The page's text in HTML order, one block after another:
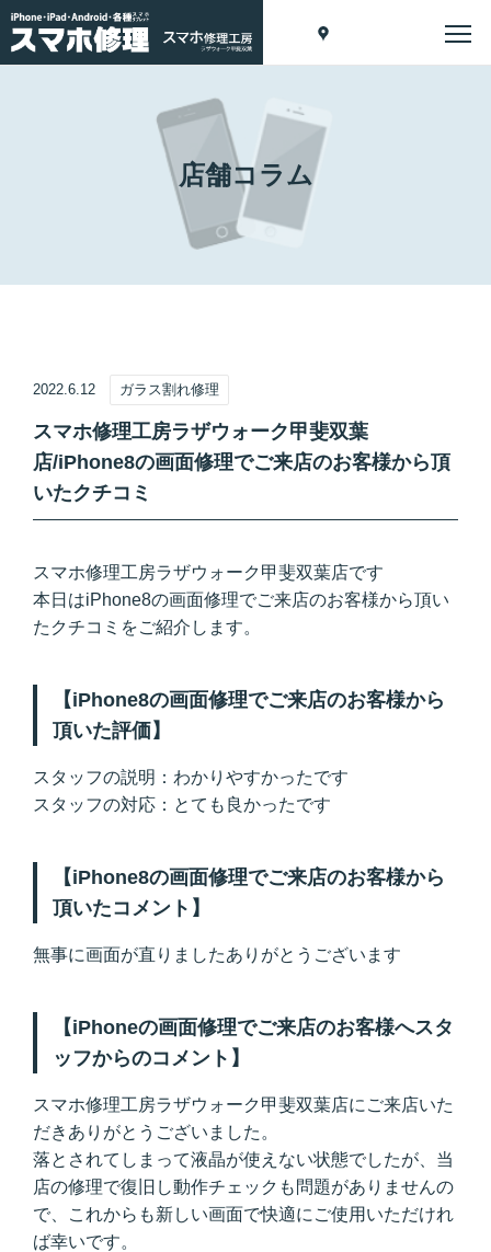
店舗コラム
2022.6.12 ガラス割れ修理
スマホ修理工房ラザウォーク甲斐双葉
店/iPhone8の画面修理でご来店のお客様から頂
いたクチコミ
スマホ修理工房ラザウォーク甲斐双葉店です
本日はiPhone8の画面修理でご来店のお客様から頂い
たクチコミをご紹介します。
【iPhone8の画面修理でご来店のお客様から
頂いた評価】
スタッフの説明：わかりやすかったです
スタッフの対応：とても良かったです
【iPhone8の画面修理でご来店のお客様から
頂いたコメント】
無事に画面が直りましたありがとうございます
【iPhoneの画面修理でご来店のお客様へスタ
ッフからのコメント】
スマホ修理工房ラザウォーク甲斐双葉店にご来店いた
だきありがとうございました。
落とされてしまって液晶が使えない状態でしたが、当
店の修理で復旧し動作チェックも問題がありませんの
で、これからも新しい画面で快適にご使用いただけれ
ば幸いです。